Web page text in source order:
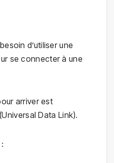
d’utiliser une
se connecter à une
arriver est
Data Link).